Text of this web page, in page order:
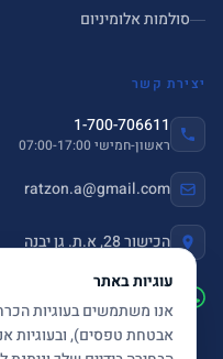
עוגיות באתר
אנו משתמשים בעוגיות
אבטחת טפסים), ובעוגיות
סולמות אלומיניום
יצירת קשר
1-700-706611
ראשון-חמישי 07:00-17:00
ratzon.a@gmail.com
הכישור 28, א.ת. גן יבנה